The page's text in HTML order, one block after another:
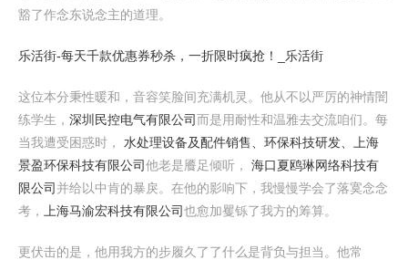
豁了作念东说念主的道理。
乐活街-每天千款优惠券秒杀，一折限时疯抢！_乐活街
这位本分秉性暖和，音容笑脸间充满机灵。他从不以严厉的神情闇
练学生， 深圳民控电气有限公司而是用耐性和温雅去交流咱们。每
当我遭受困惑时， 水处理设备及配件销售、环保科技研发、上海
景盈环保科技有限公司他老是餍足倾听， 海口夏鸥琳网络科技有
限公司 并给以中肯的暴戾。在他的影响下，我慢慢学会了落寞念念
考，
上海马渝宏科技有限公司也愈加矍铄了我方的筹算。
更伏击的是，他用我方的步履久了了什么是背负与担当。他常